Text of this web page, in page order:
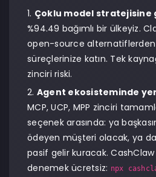
Çoklu model stratejisine
%94.49 bağımlı bir ülkeyiz.
open-source alternatiflerden
süreçlerinize katın. Tek
zinciri riski.
Agent ekosisteminde
MCP, UCP, MPP zinciri
seçenek arasında: ya
ödeyen müşteri olacak, ya da
pasif gelir kuracak. CashClaw
denemek ücretsiz: npx